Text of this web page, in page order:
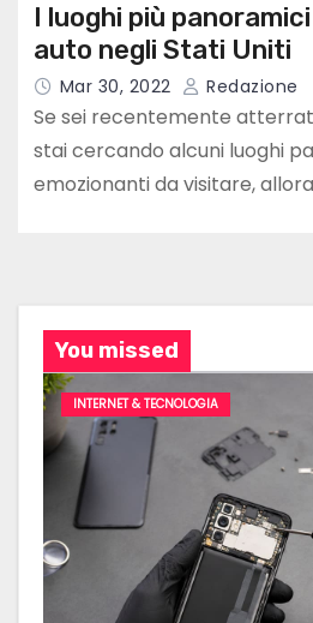
I luoghi più
auto negli Stati Uniti
Mar 30, 2022 Redazione
Se sei recentemente
stai cercando alcuni luoghi
emozionanti da visitare,
You missed
INTERNET & TECNOLOGIA